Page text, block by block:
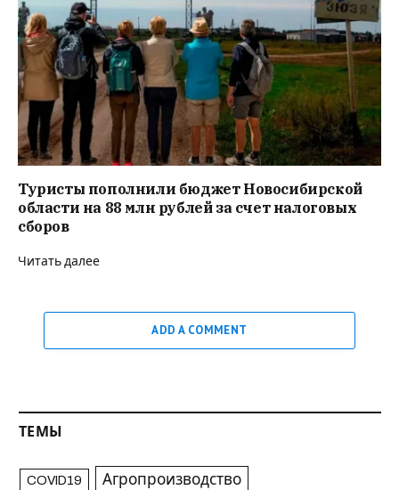
Туристы пополнили бюджет Новосибирской
области на 88 млн рублей за счет налоговых
сборов
Читать далее
ADD A COMMENT
ТЕМЫ
COVID19 Агропроизводство